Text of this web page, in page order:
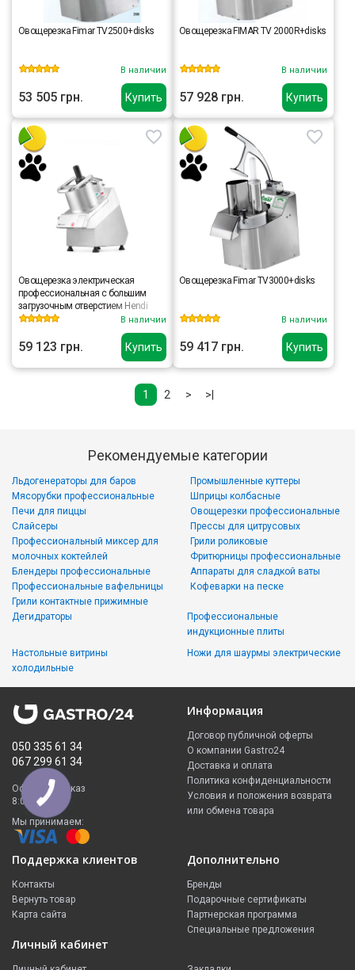
Купить
Овощерезка Fimar TV2500+disks
В наличии
53 505 грн. Купить
Овощерезка FIMAR TV 2000R+disks
В наличии
57 928 грн.
Купить
Овощерезка электрическая
профессиональная с большим
загрузочным отверстием Hendi
231852
В наличии
59 123 грн. Купить
Овощерезка Fimar TV3000+disks
В наличии
59 417 грн.
1 2 > >|
Рекомендуемые категории
Льдогенераторы для баров
Мясорубки профессиональные
Печи для пиццы
Слайсеры
Промышленные куттеры
Шприцы колбасные
Овощерезки профессиональные
Прессы для цитрусовых
Профессиональный миксер для
молочных коктейлей
Блендеры профессиональные
Профессиональные вафельницы
Грили контактные прижимные
Грили роликовые
Фритюрницы профессиональные
Аппараты для сладкой ваты
Кофеварки на песке
Дегидраторы
Настольные витрины
холодильные
Профессиональные
индукционные плиты
Ножи для шаурмы электрические
050 335 61 34
067 299 61 34
Оформить заказ
8:00 - 23:00
Мы принимаем:
Информация
Договор публичной оферты
О компании Gastro24
Доставка и оплата
Политика конфиденциальности
Условия и положения возврата
или обмена товара
Поддержка клиентов
Контакты
Вернуть товар
Карта сайта
Дополнительно
Бренды
Подарочные сертификаты
Партнерская программа
Специальные предложения
Личный кабинет